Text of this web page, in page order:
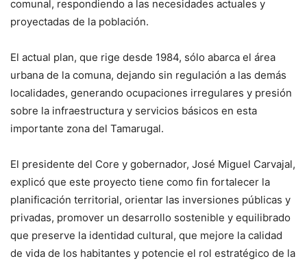
comunal, respondiendo a las necesidades actuales y
proyectadas de la población.
El actual plan, que rige desde 1984, sólo abarca el área
urbana de la comuna, dejando sin regulación a las demás
localidades, generando ocupaciones irregulares y presión
sobre la infraestructura y servicios básicos en esta
importante zona del Tamarugal.
El presidente del Core y gobernador, José Miguel Carvajal,
explicó que este proyecto tiene como fin fortalecer la
planificación territorial, orientar las inversiones públicas y
privadas, promover un desarrollo sostenible y equilibrado
que preserve la identidad cultural, que mejore la calidad
de vida de los habitantes y potencie el rol estratégico de la